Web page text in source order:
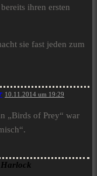
ihren ersten
sie fast jeden zum
10.11.2014 um 19:29
„Birds of Prey“ war